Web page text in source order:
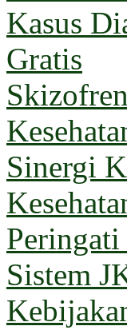
Kasus
Gratis
Sinergi
Sistem